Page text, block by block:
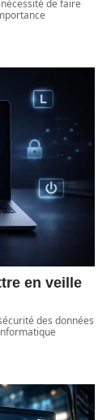
de faire
en veille
des données